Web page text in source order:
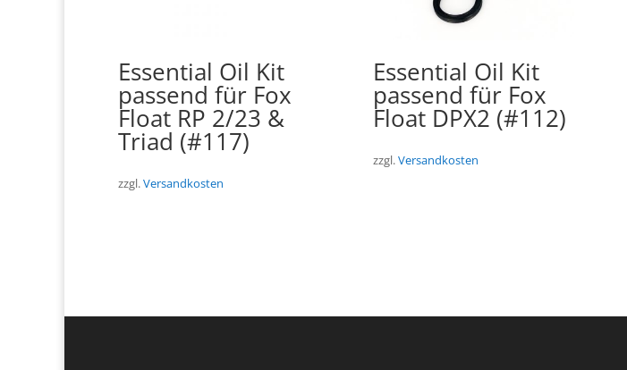
Essential Oil Kit
passend für Fox
Float RP 2/23 &
Triad (#117)
zzgl.Versandkosten
Essential Oil Kit
passend für Fox
Float DPX2 (#112)
zzgl.Versandkosten